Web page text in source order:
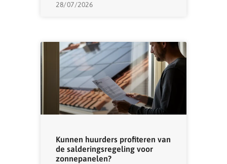
28/07/2026
Kunnen huurders profiteren van
de salderingsregeling voor
zonnepanelen?